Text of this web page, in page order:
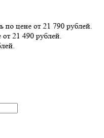
по цене от 21 790 рублей.
21 490 рублей.